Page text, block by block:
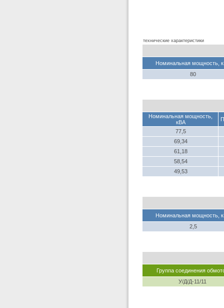
технические характеристики
Номинальная мощность,
80
Номинальная мощность,
кВА
77,5
69,34
61,18
58,54
49,53
Номинальная мощность,
2,5
Группа соединения
У/Д/Д-11/11